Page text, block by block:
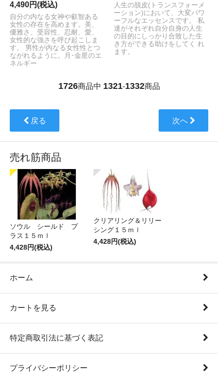
4,490円(税込)
自分の内なる女神や叡智ある
女性の存在を高めます。美、
優雅さ、受容性、忍耐、愛、
女性的な強さを呼び起こしま
す。 男性が内なる女性性とつ
ながれるように。月･金星のエ
ネルギー
人生の脱皮(トランスフォーメ
ーション)において、大変パワ
ーフルなエッセンスです。 私
達がそれぞれ自分自身の人生
の目的にしっかり合致した生
き方ができる助けをしてく れ
ます。
1726商品中 1321-1332商品
戻る 次へ
売れ筋商品
ソウル シールド プ
ラス１５ｍｌ
4,428円(税込)
クリアリング＆リリー
シング１５ｍｌ
4,428円(税込)
ホーム
カートを見る
特定商取引法に基づく表記
プライバシーポリシー